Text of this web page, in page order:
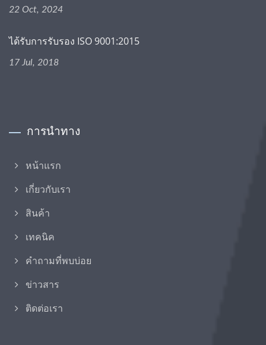
22 Oct, 2024
ได้รับการรับรอง ISO 9001:2015
17 Jul, 2018
การนำทาง
หน้าแรก
เกี่ยวกับเรา
สินค้า
เทคนิค
คำถามที่พบบ่อย
ข่าวสาร
ติดต่อเรา